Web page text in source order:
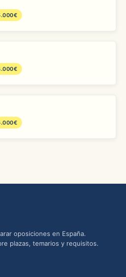
oposiciones en España.
plazas, temarios y requisitos.